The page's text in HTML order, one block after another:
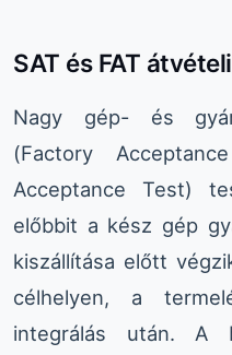
SAT és FAT
Nagy gép- és
(Factory
Acceptance Test)
előbbit a kész gép
kiszállítása előtt
célhelyen, a
integrálás után. A